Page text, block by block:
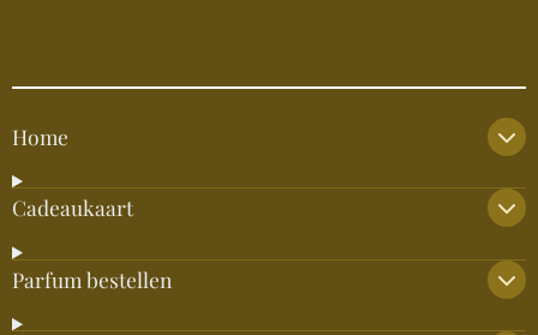
Home
Cadeaukaart
Parfum bestellen